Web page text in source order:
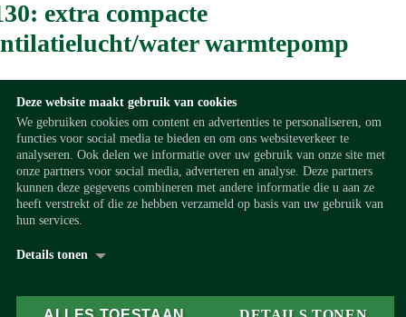
Deze website maakt gebruik van cookies
We gebruiken cookies om content en advertenties te personaliseren, om
functies voor social media te bieden en om ons websiteverkeer te
analyseren. Ook delen we informatie over uw gebruik van onze site met
onze partners voor social media, adverteren en analyse. Deze partners
kunnen deze gegevens combineren met andere informatie die u aan ze
heeft verstrekt of die ze hebben verzameld op basis van uw gebruik van
hun services.
Details tonen
Cookieverklaring Over
extra compacte
water warmtepomp
u weinig inbouwruimte, dan kunt u ook kiezen voor de F130. Deze
uit twee delen: een compacte ventilatielucht warmtepomp die samen
losse boiler van 126 of 263 liter een warmtepompboiler vormt.
belangrijkste voordelen van NIBE
water warmtepompen